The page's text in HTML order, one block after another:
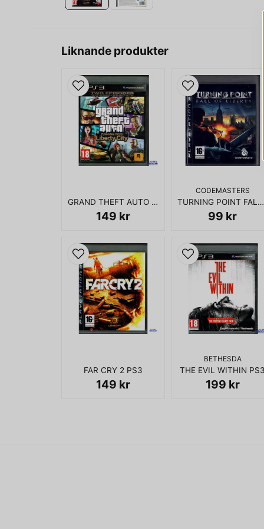
Liknande produkter
GRAND THEFT AUTO EPISODES FROM LIBERTY CITY PS3
149 kr
CODEMASTERS
TURNING POINT FALL OF LIBERTY PS3
99 kr
FAR CRY 2 PS3
149 kr
BETHESDA
THE EVIL WITHIN PS3
199 kr